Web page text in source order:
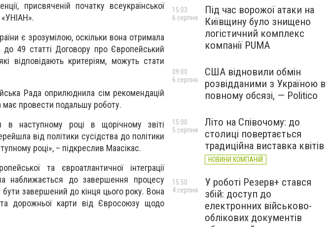
присвяченій початку всеукраїнської
«УНІАН».
є зрозумілою, оскільки вона отримала
49 статті Договору про Європейський
відповідають критеріям, можуть стати
Рада оприлюднила сім рекомендацій
має провести подальшу роботу.
наступному році в щорічному звіті
від політики сусідства до політики
році», – підкреслив Маасікас.
та євроатлантичної інтеграції
наближається до завершення процесу
завершений до кінця цього року. Вона
дорожньої карти від Євросоюзу щодо
Під час ворожої атаки на
Київщину було знищено
логістичний комплекс
компанії PUMA
15:03
6 серпня
США відновили обмін
розвідданими з Україною в
повному обсязі, — Politico
09:00
6 серпня
Літо на Співочому: до
столиці повертається
традиційна виставка квітів
НОВИНИ КОМПАНІЙ
15:00
5 серпня
У роботі Резерв+ стався
збій: доступ до
електронних військово-
облікових документів
15:50
4 серпня